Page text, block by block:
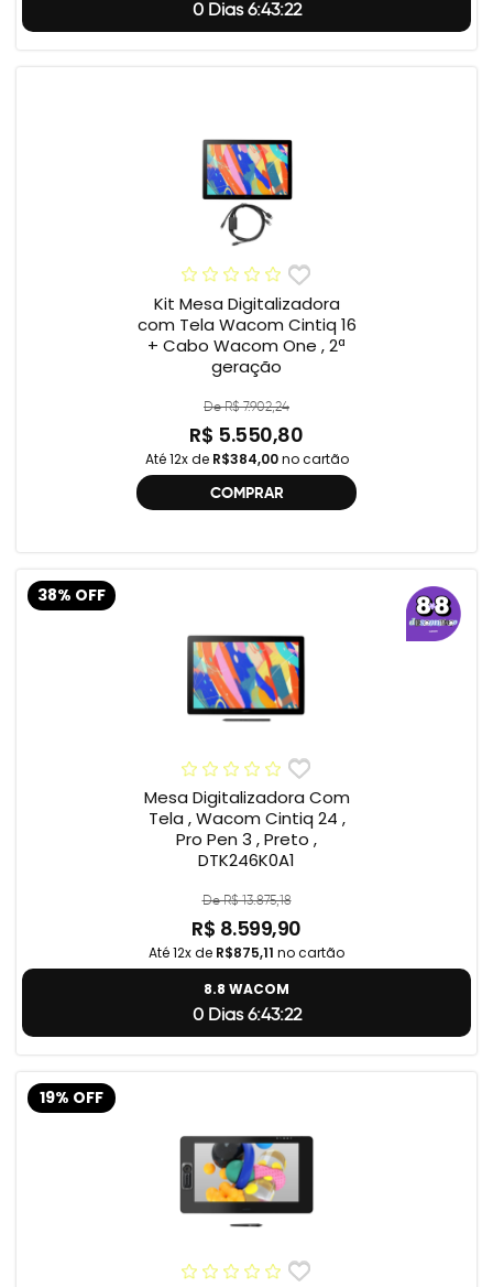
0 Dias 6:43:21
Kit Mesa Digitalizadora
com Tela Wacom Cintiq 16
+ Cabo Wacom One , 2ª
geração
De R$ 7.902,24
R$ 5.550,80
Até 12x de R$384,00no cartão
COMPRAR
38% OFF
Mesa Digitalizadora Com
Tela , Wacom Cintiq 24 ,
Pro Pen 3 , Preto ,
DTK246K0A1
De R$ 13.875,18
R$ 8.599,90
Até 12x de R$875,11 no cartão
8.8 WACOM
0 Dias 6:43:21
19% OFF